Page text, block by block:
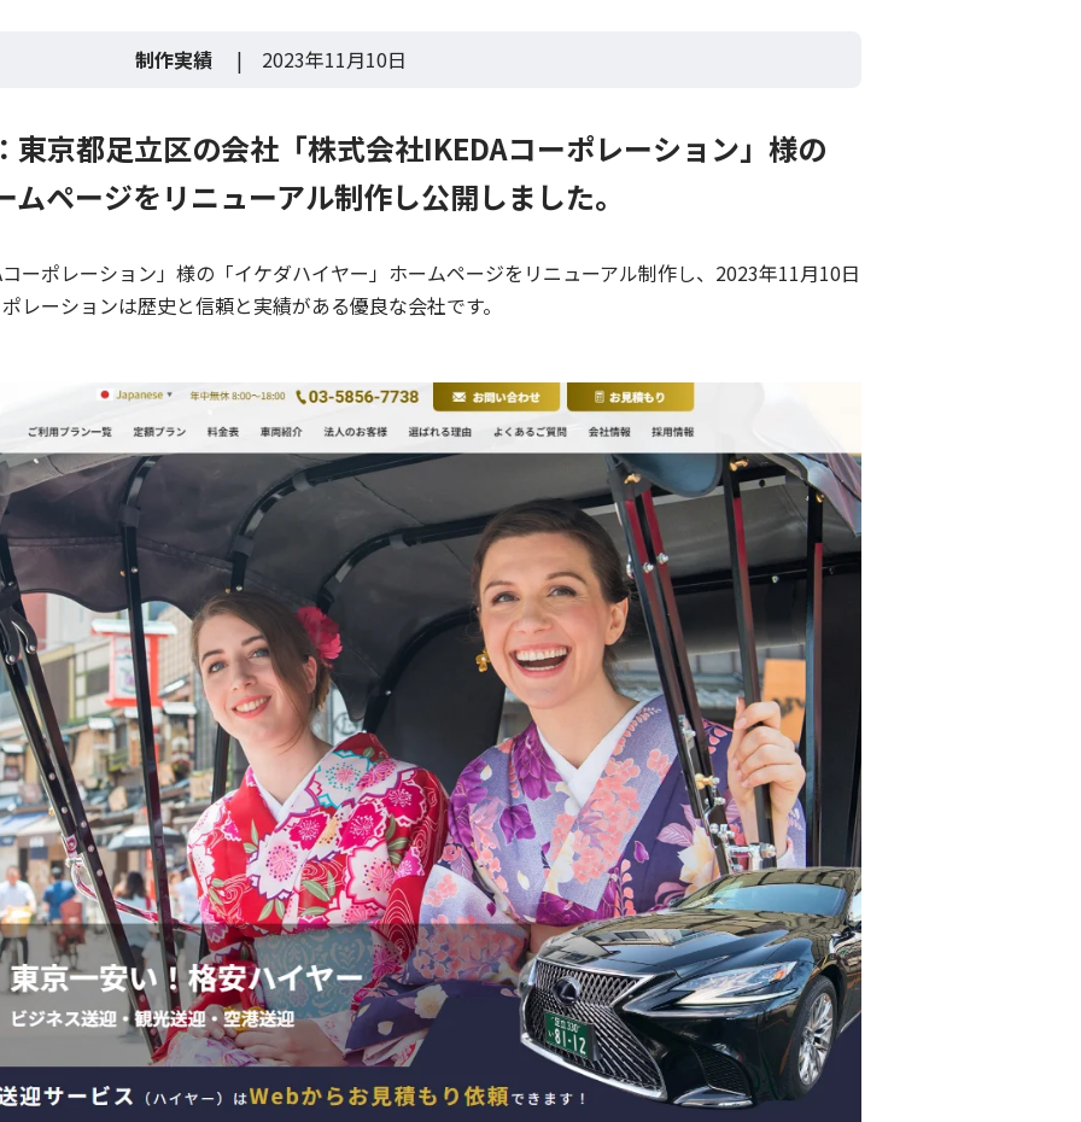
制作実績| 2023年11月10日
東京都足立区の会社「株式会社IKEDAコーポレーション」様の
ページをリニューアル制作し公開しました。
ーポレーション」様の「イケダハイヤー」ホームページをリニューアル制作し、2023年11月10日
レーションは歴史と信頼と実績がある優良な会社です。